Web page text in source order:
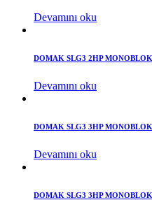
Devamını oku
DOMAK SLG3 2HP
Devamını oku
DOMAK SLG3 3HP
Devamını oku
DOMAK SLG3 3HP